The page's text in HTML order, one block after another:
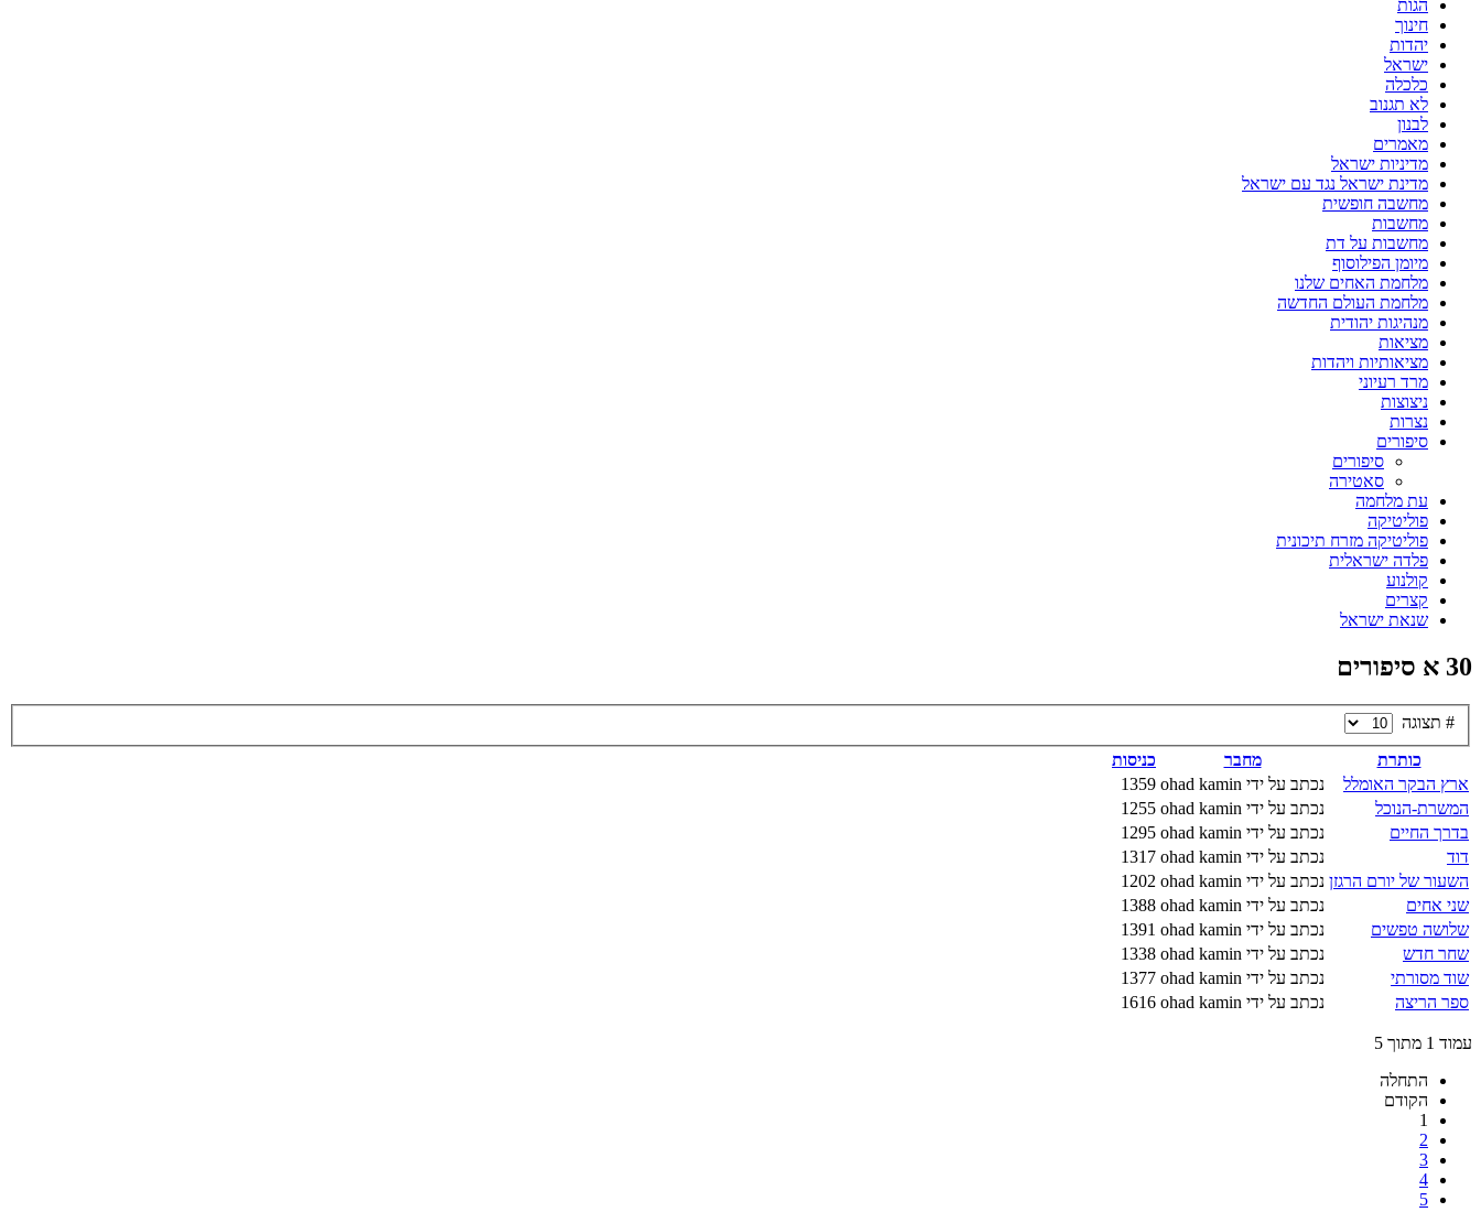
הגות
חינוך
יהדות
ישראל
כלכלה
לא תגנוב
לבנון
מאמרים
מדיניות ישראל
מדינת ישראל נגד עם ישראל
מחשבה חופשית
מחשבות
מחשבות על דת
מיומן הפילוסוף
מלחמת האחים שלנו
מלחמת העולם החדשה
מנהיגות יהודית
מציאות
מציאותיות ויהדות
מרד רעיוני
ניצוצות
נצרות
סיפורים
סיפורים
סאטירה
עת מלחמה
פוליטיקה
פוליטיקה מזרח תיכונית
פלדה ישראלית
קולנוע
קצרים
שנאת ישראל
30 א סיפורים
# תצוגה
כותרת
מחבר
כניסות
ארץ הבקר האומלל
נכתב על ידי ohad kamin
1359
המשרת-הנוכל
נכתב על ידי ohad kamin
1255
בדרך החיים
נכתב על ידי ohad kamin
1295
דוד
נכתב על ידי ohad kamin
1317
השעור של יורם הרגזן נכתב על ידי ohad kamin
1202
שני אחים
נכתב על ידי ohad kamin
1388
שלושה טפשים
נכתב על ידי ohad kamin
1391
שחר חדש
נכתב על ידי ohad kamin
1338
שוד מסורתי
נכתב על ידי ohad kamin
1377
ספר הריצה
נכתב על ידי ohad kamin 1616
עמוד 1 מתוך 5
התחלה
הקודם
1
2
3
4
5